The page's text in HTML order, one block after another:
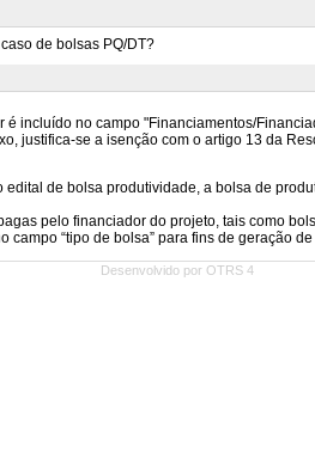
Desenvolvido por OTRS 4